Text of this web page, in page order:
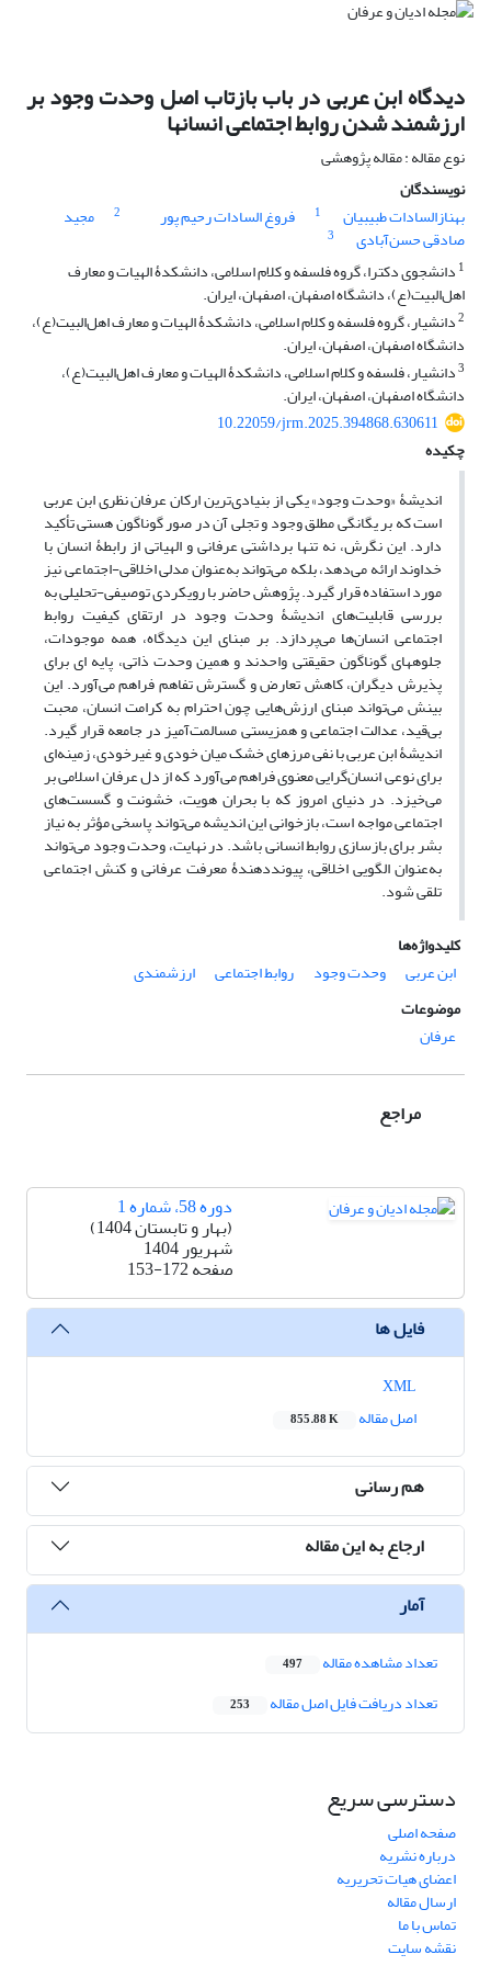
دیدگاه ابن عربی در باب بازتاب اصل وحدت وجود بر
ارزشمند شدن روابط اجتماعی انسانها‏
نوع مقاله : مقاله پژوهشی
نویسندگان
بهنازالسادات طبیبیان
1 فروغ السادات رحیم پور 2 مجید
صادقی حسن‌آبادی
3
1 دانشجوی دکترا، گروه فلسفه و کلام اسلامی، دانشکدۀ الهیات و معارف
اهل‌البیت(ع)، دانشگاه اصفهان، اصفهان، ایران.
2دانشیار، گروه فلسفه و کلام اسلامی، دانشکدۀ الهیات و معارف اهل‌البیت(ع)،
دانشگاه اصفهان، اصفهان، ایران.
3دانشیار، فلسفه و کلام اسلامی، دانشکدۀ الهیات و معارف اهل‌البیت(ع)،
دانشگاه اصفهان، اصفهان، ایران.
10.22059/jrm.2025.394868.630611
چکیده
اندیشۀ «وحدت وجود» یکی از بنیادی‌ترین ارکان عرفان نظری ابن عربی
است که بر یگانگی مطلق وجود و تجلی آن در صور گوناگون هستی تأکید
دارد. این نگرش، نه ‌تنها برداشتی عرفانی و الهیاتی از رابطۀ انسان با
خداوند ارائه می‌دهد، بلکه می‌تواند به‌عنوان مدلی اخلاقی-اجتماعی نیز
مورد استفاده قرار گیرد. پژوهش حاضر با رویکردی توصیفی-تحلیلی به
بررسی قابلیت‌های اندیشۀ وحدت وجود در ارتقای کیفیت روابط
اجتماعی انسان‌ها می‌پردازد. بر مبنای این دیدگاه، همه موجودات،
جلوههای گوناگون حقیقتی واحدند و همین وحدت ذاتی، پایه ‌ای برای
پذیرش دیگران، کاهش تعارض و گسترش تفاهم فراهم می‌آورد. این
بینش می‌تواند مبنای ارزش‌‌هایی چون احترام به کرامت انسان، محبت
بی‌‌قید، عدالت اجتماعی و همزیستی مسالمت‌‌آمیز در جامعه قرار گیرد.
اندیشۀ ابن عربی با نفی مرزهای خشک میان خودی و غیرخودی، زمینه‌ای
برای نوعی انسان‌گرایی معنوی فراهم می‌آورد که از دل عرفان اسلامی بر
می‌خیزد. در دنیای امروز که با بحران هویت، خشونت و گسست‌‌های
اجتماعی مواجه است، بازخوانی این اندیشه می‌تواند پاسخی مؤثر به نیاز
بشر برای بازسازی روابط انسانی باشد. در نهایت، وحدت وجود می‌تواند
به‌عنوان الگویی اخلاقی، پیونددهندۀ معرفت عرفانی و کنش اجتماعی
تلقی شود.
کلیدواژه‌ها
ابن عربی
وحدت وجود روابط اجتماعی
ارزشمندی
موضوعات
عرفان
مراجع
دوره 58، شماره 1
(بهار و تابستان 1404)
شهریور 1404
صفحه153-172
فایل ها
اصل مقاله
855.88 K
هم رسانی
ارجاع به این مقاله
آمار
تعداد مشاهده مقاله 497
تعداد دریافت فایل اصل مقاله 253
دسترسی سریع
صفحه اصلی
درباره نشریه
اعضای هیات تحریریه
ارسال مقاله
تماس با ما
نقشه سایت